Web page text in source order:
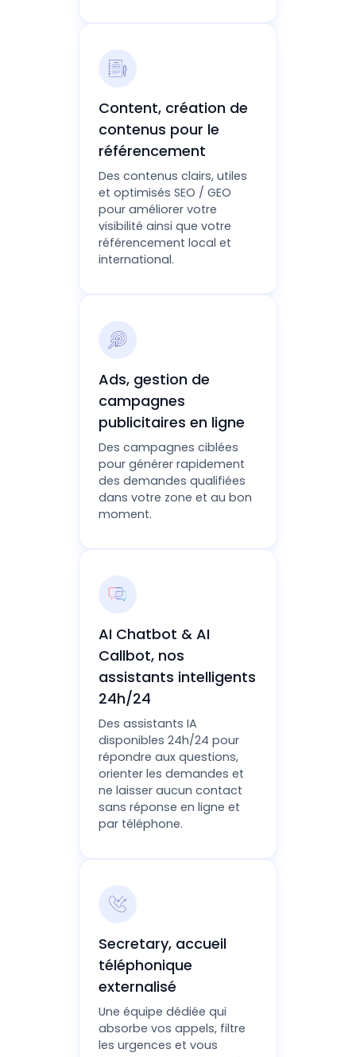
Content, création de
contenus pour le
référencement
Des contenus clairs, utiles
et optimisés SEO / GEO
pour améliorer votre
visibilité ainsi que votre
référencement local et
international.
Ads, gestion de
campagnes
publicitaires en ligne
Des campagnes ciblées
pour générer rapidement
des demandes qualifiées
dans votre zone et au bon
moment.
AI Chatbot & AI
Callbot, nos
assistants intelligents
24h/24
Des assistants IA
disponibles 24h/24 pour
répondre aux questions,
orienter les demandes et
ne laisser aucun contact
sans réponse en ligne et
par téléphone.
Secretary, accueil
téléphonique
externalisé
Une équipe dédiée qui
absorbe vos appels, filtre
les urgences et vous